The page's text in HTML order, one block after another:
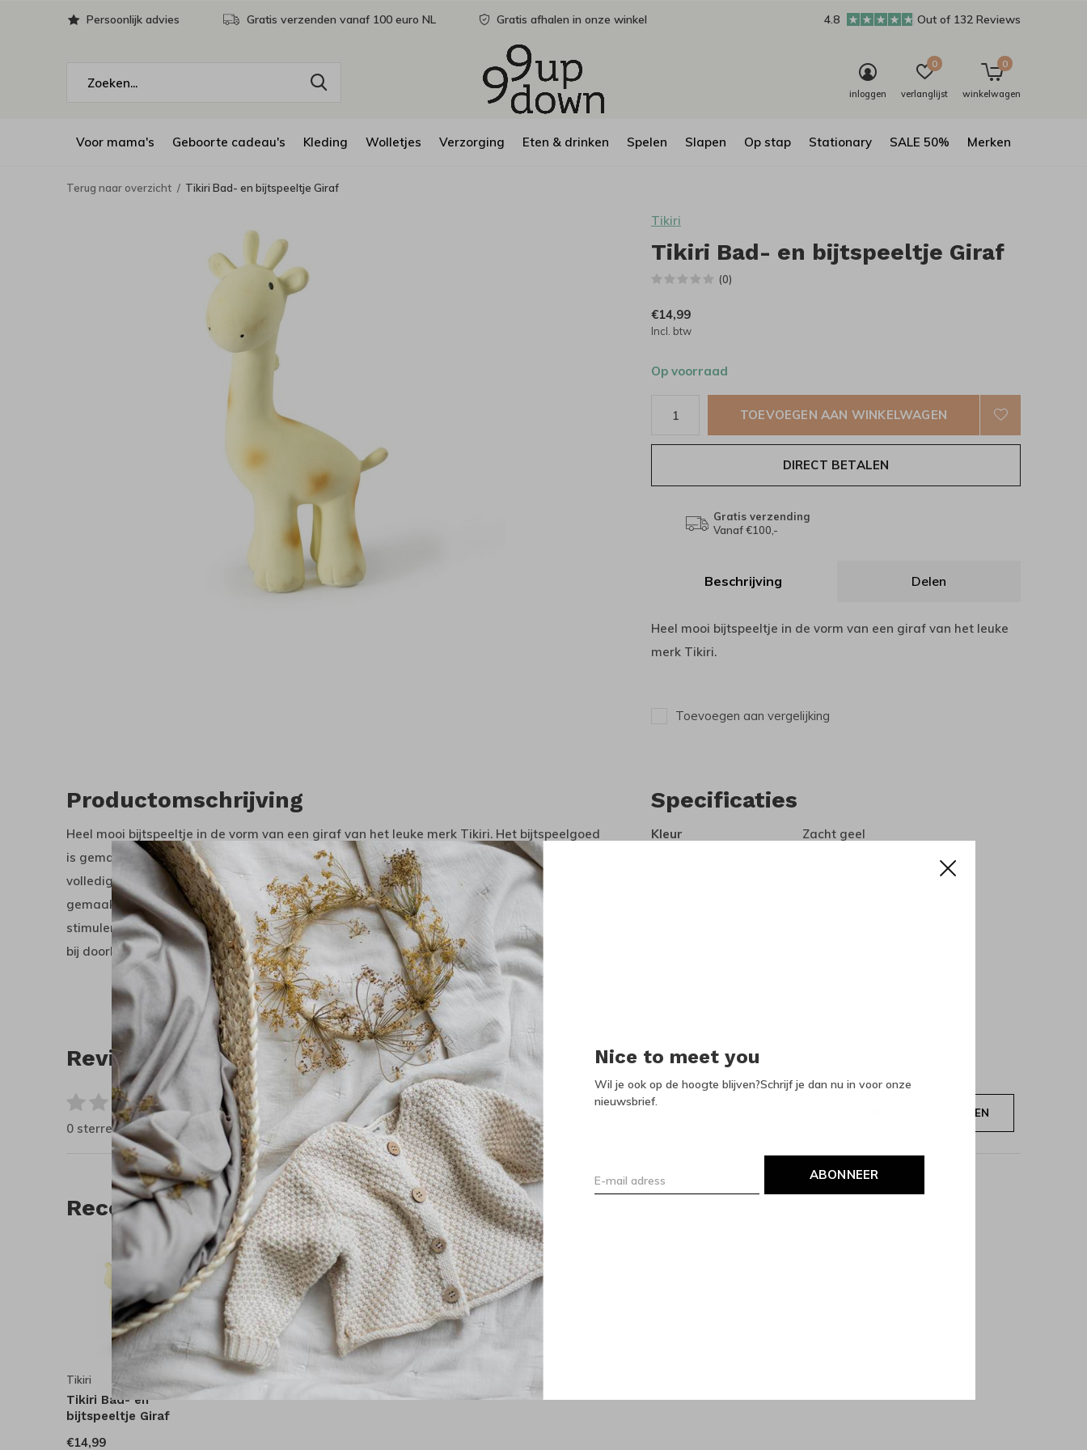
Nice to meet you
Wil je ook op de hoogte blijven?Schrijf je dan nu in voor onze
nieuwsbrief.
ABONNEER
Voor mama's Geboorte cadeau's Kleding Wolletjes Verzorging Eten & drinken Spelen Slapen Op stap Stationary SALE 50% Merken
inloggen verlanglijst
0
winkelwagen
0
Persoonlijk advies Gratis verzenden vanaf 100 euro NL Gratis afhalen in onze winkel 4.8 Out of 132 Reviews
Terug naar overzicht Tikiri Bad- en bijtspeeltje Giraf
Tikiri
Tikiri Bad- en bijtspeeltje Giraf
(0)
€14,99
Incl. btw
Op voorraad
TOEVOEGEN AAN WINKELWAGEN
DIRECT BETALEN
Gratis verzending
Vanaf €100,-
Beschrijving Delen
Heel mooi bijtspeeltje in de vorm van een giraf van het leuke
merk Tikiri.
Toevoegen aan vergelijking
Productomschrijving
Heel mooi bijtspeeltje in de vorm van een giraf van het leuke merk Tikiri. Het bijtspeelgoed
is gemaakt van 100% natuurlijk rubber uit de latex van de Hevea-boom. De kleurstoffen zijn
volledig natuurlijk en vrij van schadelijke stoffen. De producten worden met de hand
gemaakt op een mileuvriendelijke en duurzame manier. De bijtspeeltjes van Tikiri
stimuleren de zintuigen van baby’s van 0 tot 3 jaar. Daarnaast bieden ze troost aan kindjes
bij doorkomende tandjes.
Specificaties
Kleur
Zacht geel
100% BPA vrij natuurrubber
Reviews
0
0 sterren op basis van 0 beoordelingen
JE BEOORDELING TOEVOEGEN
Recente artikelen
Tikiri
Tikiri Bad- en
bijtspeeltje Giraf
€14,99